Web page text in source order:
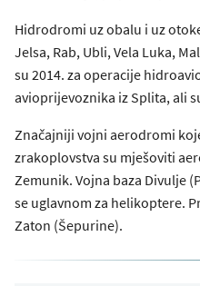
Hidrodromi uz obalu i uz
Jelsa, Rab, Ubli, Vela Luka,
su 2014. za operacije
avioprijevoznika iz Splita, ali
Značajniji vojni aerodromi
zrakoplovstva su mješoviti
Zemunik. Vojna baza Divulje
se uglavnom za helikoptere.
Zaton (Šepurine).